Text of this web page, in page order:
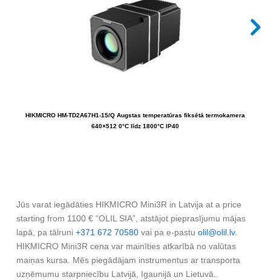
HIKMICRO HM-TD2A67H1-15/Q Augstas temperatūras fiksētā termokamera
640×512 0°C līdz 1800°C IP40
Jūs varat iegādāties HIKMICRO Mini3R in Latvija at a price
starting from 1100 € “OLIL SIA”, atstājot pieprasījumu mājas
lapā, pa tālruni +371 672 70580 vai pa e-pastu olil@olil.lv.
HIKMICRO Mini3R cena var mainīties atkarībā no valūtas
maiņas kursa. Mēs piegādājam instrumentus ar transporta
uzņēmumu starpniecību Latvijā, Igaunijā un Lietuvā..